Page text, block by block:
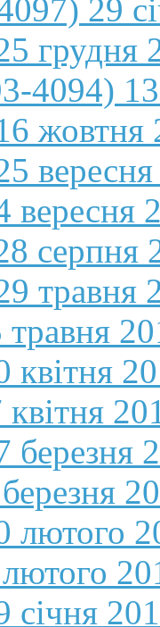
29
грудня
4094) 13
жовтня
серпня
травня
лютого